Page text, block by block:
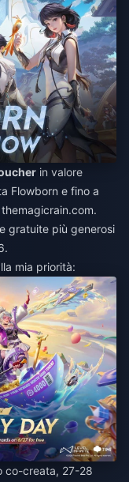
in valore
Flowborn e fino a
gratuite più generosi
mia priorità:
co-creata, 27-28